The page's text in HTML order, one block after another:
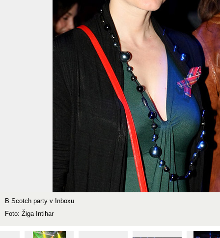
B Scotch party v Inboxu
Foto: Žiga Intihar